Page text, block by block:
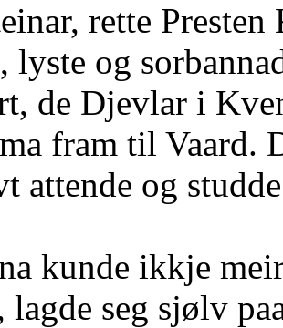
rette
lyste og
de Djevlar i
fram til Vaard.
attende og
kunde ikkje
lagde seg sjølv